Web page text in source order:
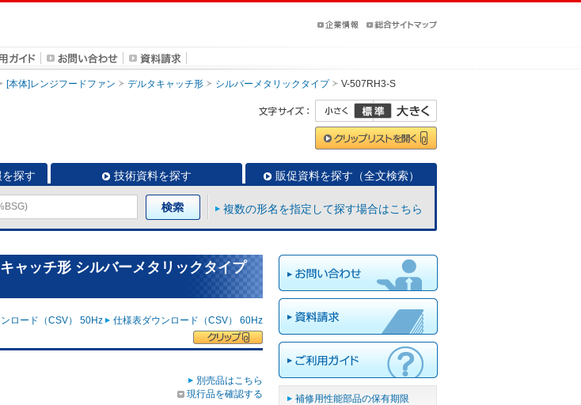
[本体]レンジフードファン デルタキャッチ形 シルバーメタリックタイプ V-507RH3-S
探す 技術資料を探す 販促資料を探す（全文検索）
複数の形名を指定して探す場合はこちら
ャッチ形 シルバーメタリックタイプ
ロード（CSV） 50Hz 仕様表ダウンロード（CSV） 60Hz
別売品はこちら
現行品を確認する
補修用性能部品の保有期限